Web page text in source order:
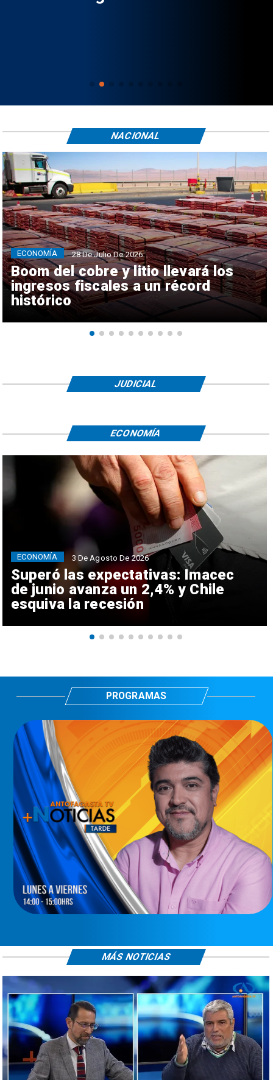
Boom del cobre y litio llevará los
ingresos fiscales a un récord
histórico
ECONOMÍA 28 De Julio De 2026
NACIONAL
JUDICIAL
Superó las expectativas: Imacec
de junio avanza un 2,4% y Chile
esquiva la recesión
ECONOMÍA 3 De Agosto De 2026
ECONOMÍA
PROGRAMAS
MÁS NOTICIAS